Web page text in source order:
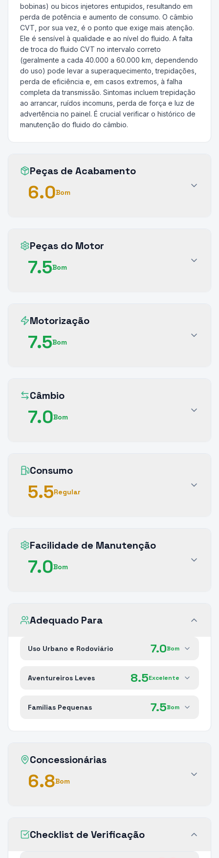
bobinas) ou bicos injetores entupidos, resultando em
perda de potência e aumento de consumo. O câmbio
CVT, por sua vez, é o ponto que exige mais atenção.
Ele é sensível à qualidade e ao nível do fluido. A falta
de troca do fluido CVT no intervalo correto
(geralmente a cada 40.000 a 60.000 km, dependendo
do uso) pode levar a superaquecimento, trepidações,
perda de eficiência e, em casos extremos, à falha
completa da transmissão. Sintomas incluem trepidação
ao arrancar, ruídos incomuns, perda de força e luz de
advertência no painel. É crucial verificar o histórico de
manutenção do fluido do câmbio.
Peças de Acabamento
6.0Bom
Peças do Motor
7.5Bom
Motorização
7.5Bom
Câmbio
7.0Bom
Consumo
5.5Regular
Facilidade de Manutenção
7.0Bom
Adequado Para
Uso Urbano e Rodoviário 7.0Bom
Aventureiros Leves 8.5Excelente
Famílias Pequenas 7.5Bom
Concessionárias
6.8Bom
Checklist de Verificação